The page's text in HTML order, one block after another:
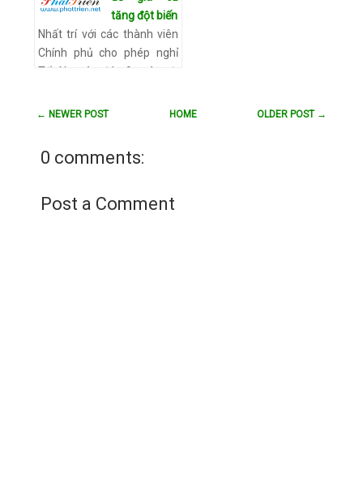
trọng làm ba ngườ… Xem
chi tiết
tăng đột biến
Nhất trí với các thành viên
Chính phủ cho phép nghỉ
Tết Nguyên đán 9 ngày, từ
28 tháng chạp đến hết
← NEWER POST OLDER POST →
HOME
0 comments:
Post a Comment